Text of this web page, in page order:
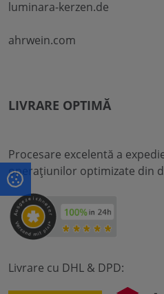
luminara-kerzen.de
ahrwein.com
LIVRARE OPTIMĂ
Procesare excelentă a
operațiunilor optimizate din
Livrare cu DHL & DPD: